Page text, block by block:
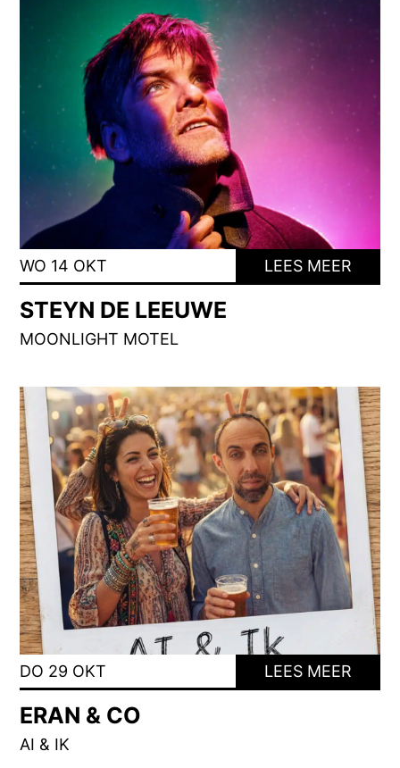
WO 14 OKT LEES MEER
STEYN DE LEEUWE
MOONLIGHT MOTEL
DO 29 OKT LEES MEER
ERAN & CO
AI & IK